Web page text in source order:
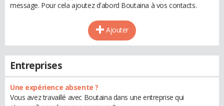
message. Pour cela ajoutez d'abord Boutaina à vos contacts.
Ajouter
Entreprises
Une expérience absente ?
Vous avez travaillé avec Boutaina dans une entreprise qui